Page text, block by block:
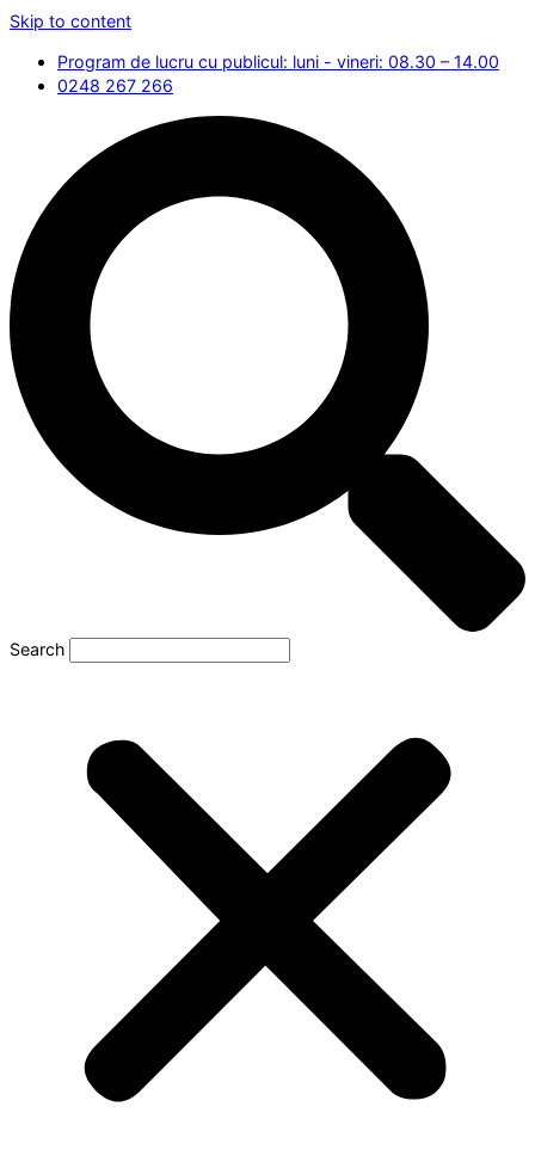
Skip to content
Program de lucru cu publicul: luni - vineri: 08.30 – 14.00
0248 267 266
Search